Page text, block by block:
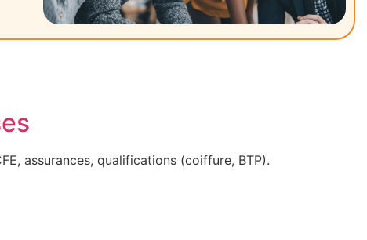
assurances, qualifications (coiffure, BTP).